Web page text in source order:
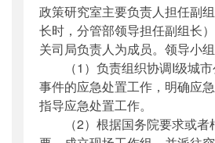
政策研究室主要负责人担任副
长时，分管部领导担任副组长
关司局负责人为成员。领导小
（1）负责组织协调I级城市
事件的应急处置工作，明确应
指导应急处置工作。
（2）根据国务院要求或者